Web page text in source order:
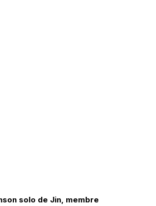
solo de Jin, membre